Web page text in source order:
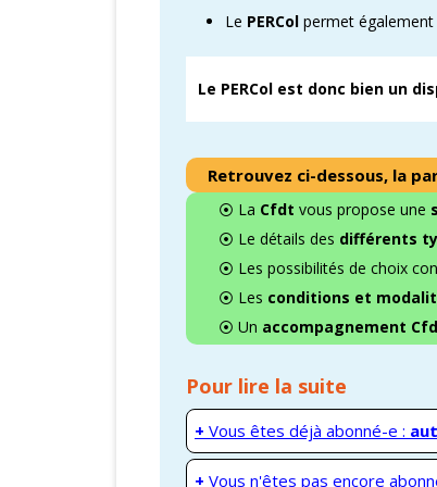
Le PERCol permet
Le PERCol est donc bien un
Retrouvez ci-dessous, la
⦿ La Cfdt vous propose une
⦿ Le détails des différents
⦿ Les possibilités de choix
⦿ Les conditions et
⦿ Un accompagnement
Pour lire la suite
+ Vous êtes déjà abonné-e :
+ Vous n'êtes pas encore